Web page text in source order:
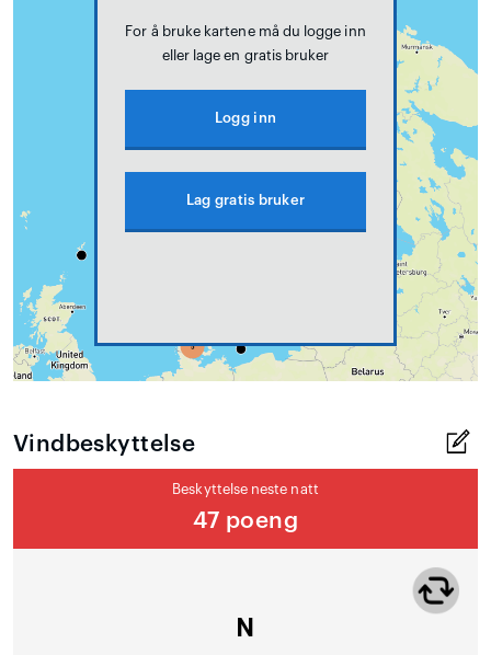
For å bruke kartene må du logge inn
eller lage en gratis bruker
Logg inn
Lag gratis bruker
Vindbeskyttelse
Beskyttelse neste natt
47 poeng
N